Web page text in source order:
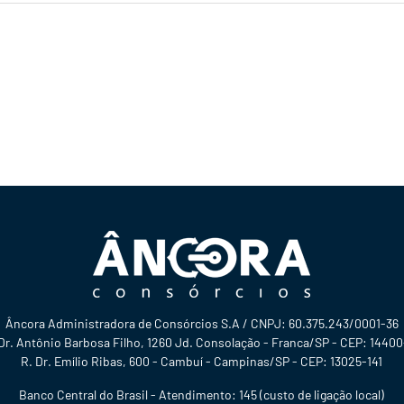
Âncora Administradora de Consórcios S.A / CNPJ: 60.375.243/0001-36
Antônio Barbosa Filho, 1260 Jd. Consolação - Franca/SP - CEP:
R. Dr. Emílio Ribas, 600 - Cambuí - Campinas/SP - CEP: 13025-141
Banco Central do Brasil - Atendimento: 145 (custo de ligação local)